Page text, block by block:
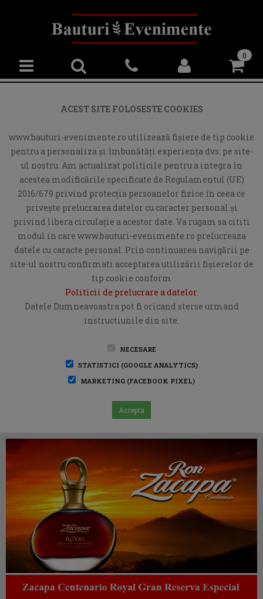
0
ACEST SITE FOLOSESTE COOKIES
www.bauturi-evenimente.ro utilizează fişiere de tip cookie
pentru a personaliza și îmbunătăți experiența dvs. pe site-
ul nostru. Am actualizat politicile pentru a integra în
acestea modificările specificate de Regulamentul (UE)
2016/679 privind protecția persoanelor fizice în ceea ce
privește prelucrarea datelor cu caracter personal și
privind libera circulație a acestor date. Va rugam sa cititi
modul in care www.bauturi-evenimente.ro prelucreaza
datele cu caracte personal. Prin continuarea navigării pe
site-ul nostru confirmati acceptarea utilizării fişierelor de
tip cookie conform
Politicii de prelucrare a datelor.
Datele Dumneavoastra pot fi oricand sterse urmand
instructiunile din site.
NECESARE
STATISTICI (GOOGLE ANALYTICS)
MARKETING (FACEBOOK PIXEL)
Accepta